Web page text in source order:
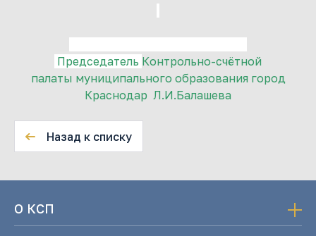
Председатель Контрольно-счётной
палаты муниципального образования город
Краснодар Л.И.Балашева
Назад к списку
О КСП